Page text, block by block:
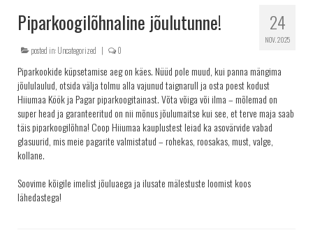
24
NOV. 2025
Piparkoogilõhnaline jõulutunne!
posted in:Uncategorized | 0
Piparkookide küpsetamise aeg on käes. Nüüd pole muud, kui panna mängima
jõululaulud, otsida välja tolmu alla vajunud taignarull ja osta poest kodust
Hiiumaa Köök ja Pagar piparkoogitainast. Võta võiga või ilma – mõlemad on
super head ja garanteeritud on nii mõnus jõulumaitse kui see, et terve maja saab
täis piparkoogilõhna! Coop Hiiumaa kauplustest leiad ka asovärvide vabad
glasuurid, mis meie pagarite valmistatud – rohekas, roosakas, must, valge,
kollane.
Soovime kõigile imelist jõuluaega ja ilusate mälestuste loomist koos
lähedastega!